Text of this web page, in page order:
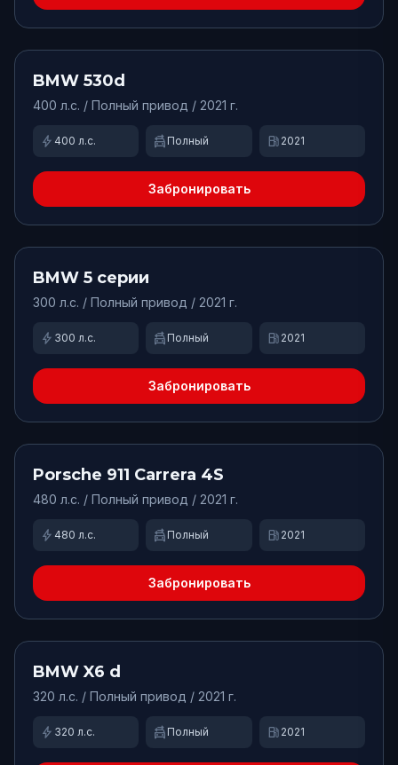
Доступно
от15000₽/сут.
BMW 530d
400 л.с. / Полный привод / 2021 г.
bolt 400 л.с. swap_driving_apps Полный local_gas_station 2021
Забронировать
Доступно
от9900₽/сут.
BMW 5 серии
300 л.с. / Полный привод / 2021 г.
bolt 300 л.с. swap_driving_apps Полный local_gas_station 2021
Забронировать
Доступно
от42000₽/сут.
Porsche 911 Carrera 4S
480 л.с. / Полный привод / 2021 г.
bolt 480 л.с. swap_driving_apps Полный local_gas_station 2021
Забронировать
Доступно
от20000₽/сут.
BMW X6 d
320 л.с. / Полный привод / 2021 г.
bolt 320 л.с. swap_driving_apps Полный local_gas_station 2021